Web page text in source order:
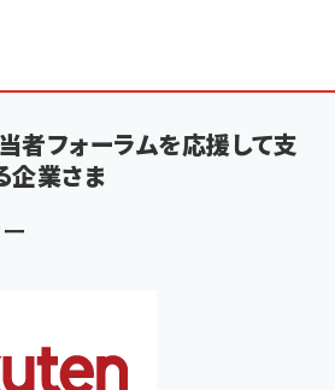
ルエディション[王道エンタメの矜持／
ンアン)2026/07/08号 No.2502[2026
資家が育休中に１億貯めた株式投資
者フォーラムを応援して支
企業さま